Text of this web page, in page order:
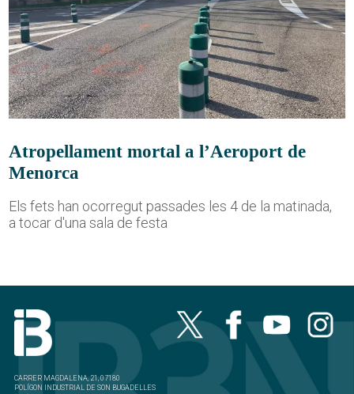
Atropellament mortal a l’Aeroport de
Menorca
Els fets han ocorregut passades les 4 de la matinada,
a tocar d'una sala de festa
CARRER MAGDALENA, 21, 07180
POLÍGON INDUSTRIAL DE SON BUGADELLES